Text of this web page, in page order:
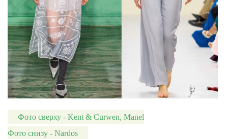
Фото сверху - Kent & Curwen, Manel
Фото снизу - Nardos